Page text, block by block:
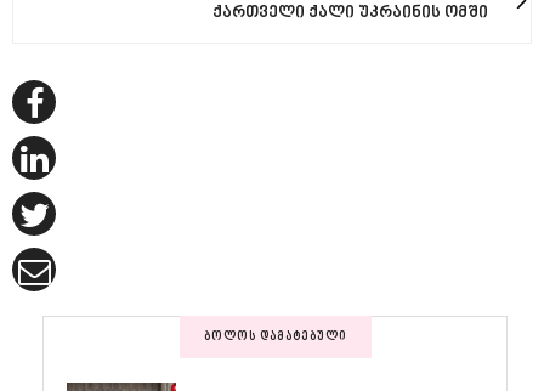
ქართველი ქალი უკრაინის ომში
ᲑᲝᲚᲝᲡ ᲓᲐᲛᲐᲢᲔᲑᲣᲚᲘ